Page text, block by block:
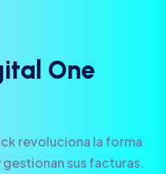
ita One
revoluciona la forma
gestionan sus facturas.